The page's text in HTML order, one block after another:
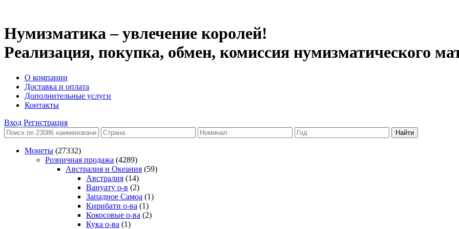
Нумизматика – увлечение королей!
Реализация, покупка, обмен, комиссия нумизматического
О компании
Доставка и оплата
Дополнительные услуги
Контакты
Вход Регистрация
Монеты (27332)
Розничная продажа (4289)
Австралия и Океания (59)
Австралия (14)
Вануату о-в (2)
Западное Самоа (1)
Кирибати о-ва (1)
Кокосовые о-ва (2)
Кука о-ва (1)